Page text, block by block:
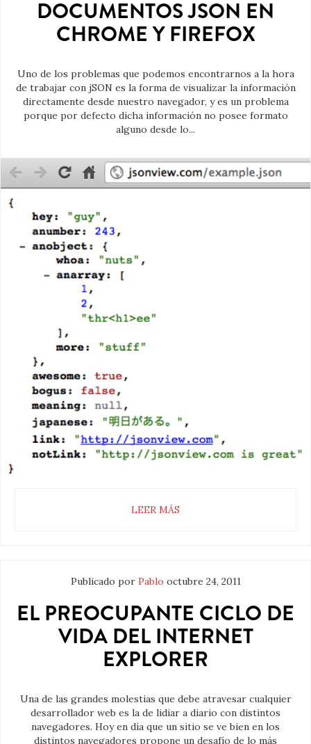
DOCUMENTOS JSON EN
CHROME Y FIREFOX
Uno de los problemas que podemos encontrarnos a la hora
de trabajar con jSON es la forma de visualizar la información
directamente desde nuestro navegador, y es un problema
porque por defecto dicha información no posee formato
alguno desde lo...
LEER MÁS
Publicado por Pablo octubre 24, 2011
EL PREOCUPANTE CICLO DE
VIDA DEL INTERNET
EXPLORER
Una de las grandes molestias que debe atravesar cualquier
desarrollador web es la de lidiar a diario con distintos
navegadores. Hoy en día que un sitio se ve bien en los
distintos navegadores propone un desafío de lo más